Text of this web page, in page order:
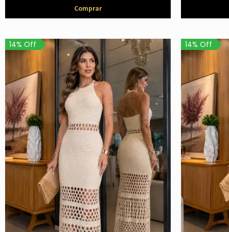
Comprar
14% Off 14% Off